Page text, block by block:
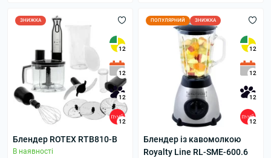
ЗНИЖКА
12
12
12
12
Блендер ROTEX RTB810-B
В наявності
ПОПУЛЯРНИЙ ЗНИЖКА
12
12
12
12
Блендер із кавомолкою
Royalty Line RL-SME-600.6